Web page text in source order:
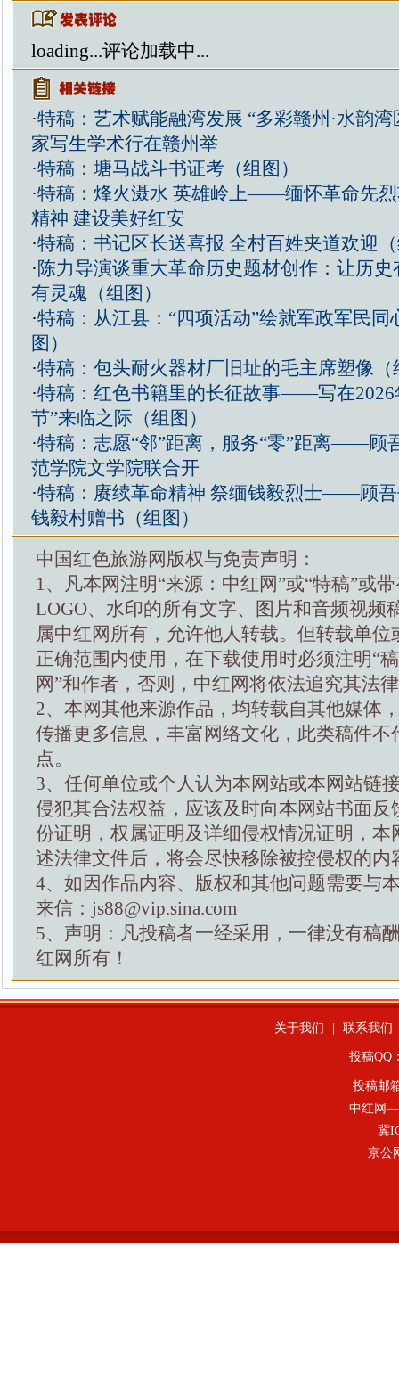
loading...评论加载中...
·特稿：艺术赋能融湾发展 “多彩赣州·水韵湾
家写生学术行在赣州举
·特稿：塘马战斗书证考（组图）
·特稿：烽火滠水 英雄岭上——缅怀革命先烈
精神 建设美好红安
·特稿：书记区长送喜报 全村百姓夹道欢迎
·陈力导演谈重大革命历史题材创作：让历史
有灵魂（组图）
·特稿：从江县：“四项活动”绘就军政军民同
图）
·特稿：包头耐火器材厂旧址的毛主席塑像（
·特稿：红色书籍里的长征故事——写在2026
节”来临之际（组图）
·特稿：志愿“邻”距离，服务“零”距离——顾
范学院文学院联合开
·特稿：赓续革命精神 祭缅钱毅烈士——顾
钱毅村赠书（组图）
中国红色旅游网版权与免责声明：
1、凡本网注明“来源：中红网”或“特稿”或
LOGO、水印的所有文字、图片和音频视频
属中红网所有，允许他人转载。但转载单位
正确范围内使用，在下载使用时必须注明“
网”和作者，否则，中红网将依法追究其法
2、本网其他来源作品，均转载自其他媒体
传播更多信息，丰富网络文化，此类稿件不
点。
3、任何单位或个人认为本网站或本网站链
侵犯其合法权益，应该及时向本网站书面反
份证明，权属证明及详细侵权情况证明，本
述法律文件后，将会尽快移除被控侵权的内
4、如因作品内容、版权和其他问题需要与
来信：js88@vip.sina.com
5、声明：凡投稿者一经采用，一律没有稿
红网所有！
关于我们 联系我们
投稿QQ
投稿邮
中红网—
冀
京公